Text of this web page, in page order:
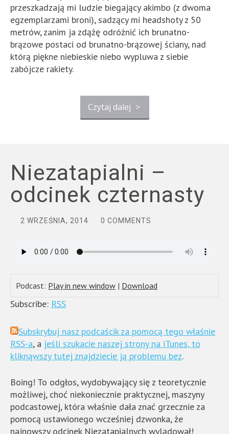
przeszkadzają mi ludzie biegający akimbo (z dwoma
egzemplarzami broni), sadzący mi headshoty z 50
metrów, zanim ja zdążę odróżnić ich brunatno-
brązowe postaci od brunatno-brązowej ściany, nad
którą piękne niebieskie niebo wypluwa z siebie
zabójcze rakiety.
Czytaj dalej >
Niezatapialni –
odcinek czternasty
2 WRZEŚNIA, 2014 0 COMMENTS
Podcast: Play in new window | Download
Subscribe: RSS
Subskrybuj nasz podcaścik za pomocą tego właśnie
RSS-a, a jeśli szukacie naszej strony na iTunes, to
kliknąwszy tutej znajdziecie ją problemu bez.
Boing! To odgłos, wydobywający się z teoretycznie
możliwej, choć niekoniecznie praktycznej, maszyny
podcastowej, która właśnie dała znać grzecznie za
pomocą ustawionego wcześniej dzwonka, że
najnowszy odcinek Niezatapialnych wylądował!